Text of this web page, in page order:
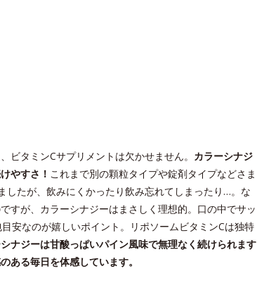
ビタミンCサプリメントは欠かせません。 カラーシナジ
やすさ！ これまで別の顆粒タイプや錠剤タイプなどさま
したが、飲みにくかったり飲み忘れてしまったり…。な
すが、カラーシナジーはまさしく理想的。口の中でサッ
安なのが嬉しいポイント。リポソームビタミンCは独特
ナジーは甘酸っぱいパイン風味で無理なく続けられます
ある毎日を体感しています。